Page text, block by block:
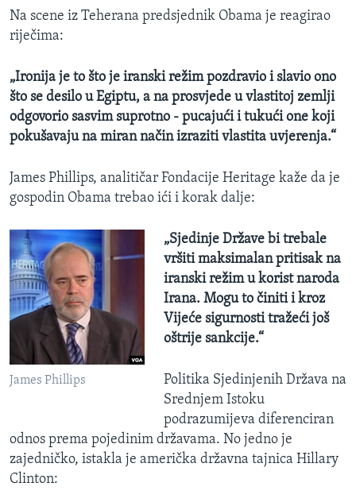
Na scene iz Teherana predsjednik Obama je reagirao
riječima:
„Ironija je to što je iranski režim pozdravio i slavio ono
što se desilo u Egiptu, a na prosvjede u vlastitoj zemlji
odgovorio sasvim suprotno - pucajući i tukući one koji
pokušavaju na miran način izraziti vlastita uvjerenja.“
James Phillips, analitičar Fondacije Heritage kaže da je
gospodin Obama trebao ići i korak dalje:
James Phillips
„Sjedinje Države bi trebale
vršiti maksimalan pritisak na
iranski režim u korist naroda
Irana. Mogu to činiti i kroz
Vijeće sigurnosti tražeći još
oštrije sankcije.“
Politika Sjedinjenih Država na
Srednjem Istoku
podrazumijeva diferenciran
odnos prema pojedinim državama. No jedno je
zajedničko, istakla je američka državna tajnica Hillary
Clinton: